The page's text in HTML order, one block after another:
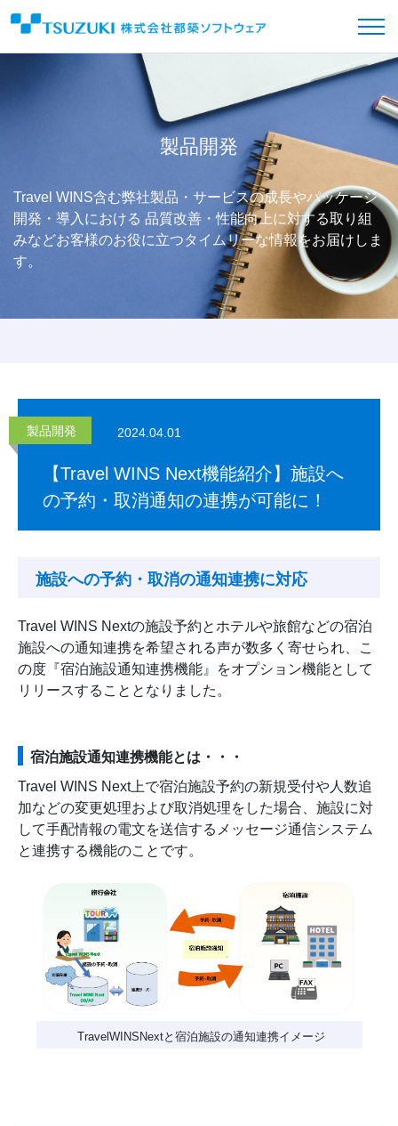
製品開発
Travel WINS含む弊社製品・サービスの成長やパッケージ
開発・導入における 品質改善・性能向上に対する取り組
みなどお客様のお役に立つタイムリーな情報をお届けしま
す。
2024.04.01
製品開発
【Travel WINS Next機能紹介】施設へ
の予約・取消通知の連携が可能に！
施設への予約・取消の通知連携に対応
Travel WINS Nextの施設予約とホテルや旅館などの宿泊
施設への通知連携を希望される声が数多く寄せられ、こ
の度『宿泊施設通知連携機能』をオプション機能として
リリースすることとなりました。
宿泊施設通知連携機能とは・・・
Travel WINS Next上で宿泊施設予約の新規受付や人数追
加などの変更処理および取消処理をした場合、施設に対
して手配情報の電文を送信するメッセージ通信システム
と連携する機能のことです。
TravelWINSNextと宿泊施設の通知連携イメージ